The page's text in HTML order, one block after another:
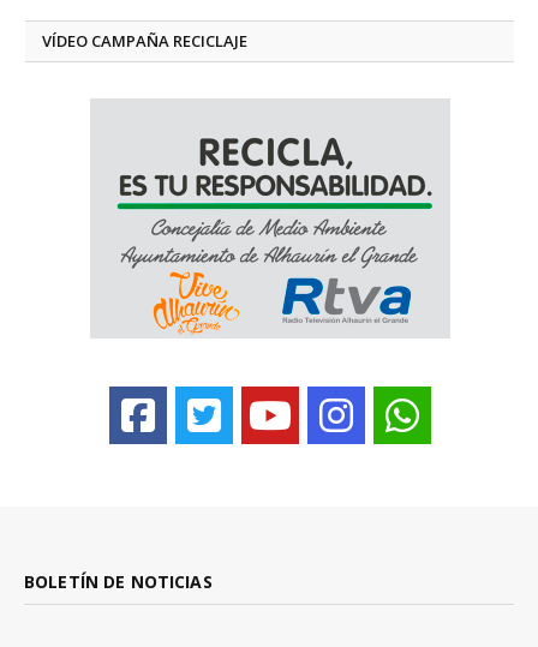
VÍDEO CAMPAÑA RECICLAJE
BOLETÍN DE NOTICIAS